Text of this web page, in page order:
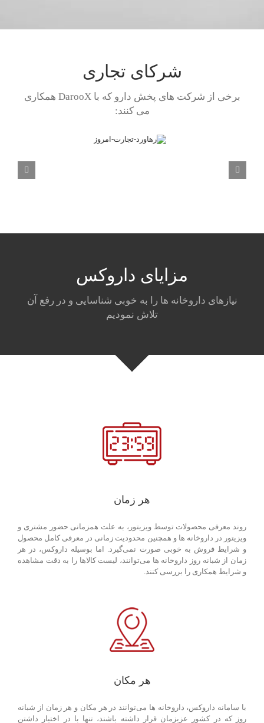
شرکای تجاری
برخی از شرکت های پخش دارو که با DarooX همکاری
می کنند:
مزایای داروکس
نیازهای داروخانه ها را به خوبی شناسایی و در رفع آن
تلاش نمودیم
هر زمان
روند معرفی محصولات توسط ویزیتور، به علت همزمانی حضور مشتری و
ویزیتور در داروخانه ها و همچنین محدودیت زمانی در معرفی کامل محصول
و شرایط فروش به خوبی صورت نمی‌گیرد. اما بوسیله داروکس، در هر
زمان از شبانه روز داروخانه ها می‌توانند، لیست کالاها را به دقت مشاهده
و شرایط همکاری را بررسی کنند.
هر مکان
با سامانه داروکس، داروخانه ها می‌توانند در هر مکان و هر زمان از شبانه
روز که در کشور عزیزمان قرار داشته باشند، تنها با در اختیار داشتن